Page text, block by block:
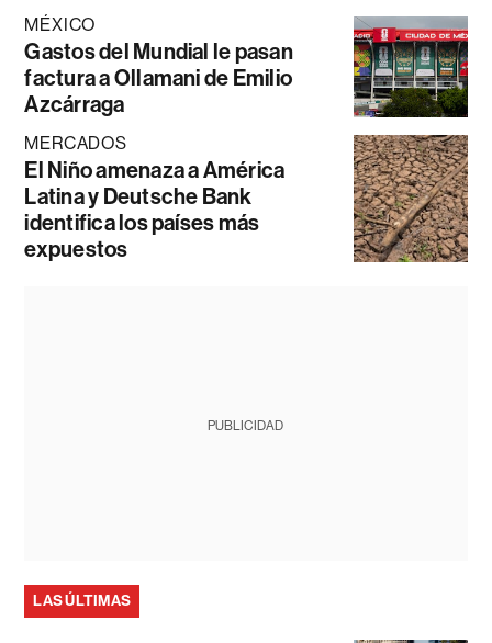
MÉXICO
Gastos del Mundial le pasan
factura a Ollamani de Emilio
Azcárraga
MERCADOS
El Niño amenaza a América
Latina y Deutsche Bank
identifica los países más
expuestos
PUBLICIDAD
LAS ÚLTIMAS